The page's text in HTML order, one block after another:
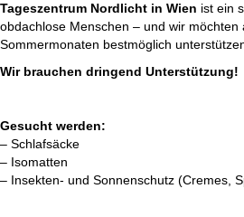
Tageszentrum Nordlicht in Wien ist ein
obdachlose Menschen – und wir möchten
Sommermonaten bestmöglich
Wir brauchen dringend Unterstützung!
Gesucht werden:
– Schlafsäcke
– Isomatten
– Insekten- und Sonnenschutz (Cremes,